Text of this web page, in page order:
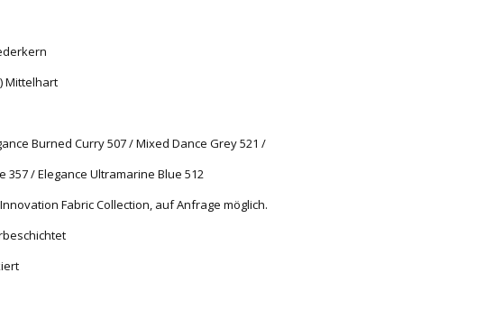
Mittelhart
Burned Curry 507 / Mixed Dance Grey 521 /
357 / Elegance Ultramarine Blue 512
Fabric Collection, auf Anfrage möglich.